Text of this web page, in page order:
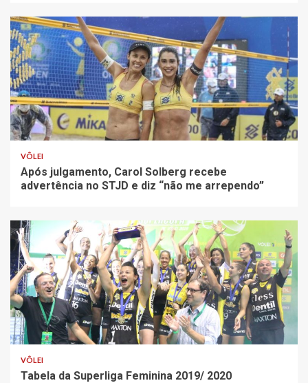
VÔLEI
Após julgamento, Carol Solberg recebe
advertência no STJD e diz “não me arrependo”
VÔLEI
Tabela da Superliga Feminina 2019/ 2020